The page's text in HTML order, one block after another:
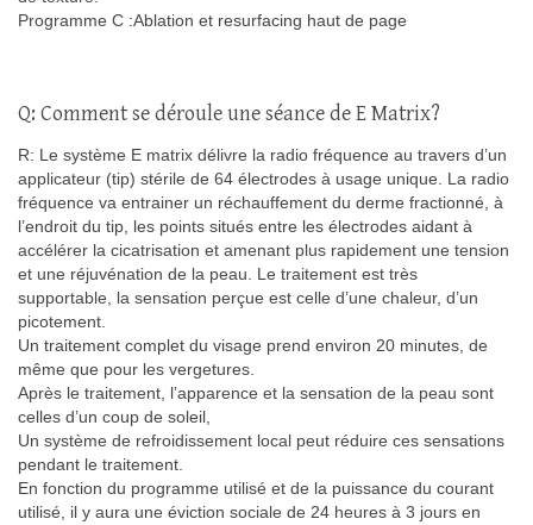
Programme C :Ablation et resurfacing haut de page
Q: Comment se déroule une séance de E Matrix?
R: Le système E matrix délivre la radio fréquence au travers d’un
applicateur (tip) stérile de 64 électrodes à usage unique. La radio
fréquence va entrainer un réchauffement du derme fractionné, à
l’endroit du tip, les points situés entre les électrodes aidant à
accélérer la cicatrisation et amenant plus rapidement une tension
et une réjuvénation de la peau. Le traitement est très
supportable, la sensation perçue est celle d’une chaleur, d’un
picotement.
Un traitement complet du visage prend environ 20 minutes, de
même que pour les vergetures.
Après le traitement, l’apparence et la sensation de la peau sont
celles d’un coup de soleil,
Un système de refroidissement local peut réduire ces sensations
pendant le traitement.
En fonction du programme utilisé et de la puissance du courant
utilisé, il y aura une éviction sociale de 24 heures à 3 jours en